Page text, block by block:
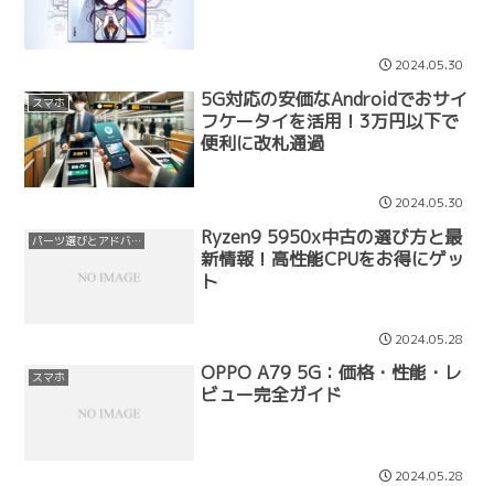
2024.05.30
スマホ
5G対応の安価なAndroidでおサイ
フケータイを活用！3万円以下で
便利に改札通過
2024.05.30
パーツ選びとアドバイス
Ryzen9 5950x中古の選び方と最
新情報！高性能CPUをお得にゲッ
ト
2024.05.28
スマホ
OPPO A79 5G：価格・性能・レ
ビュー完全ガイド
2024.05.28